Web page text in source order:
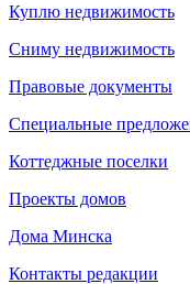
Куплю недвижимость
Сниму недвижимость
Правовые документы
Специальные
Коттеджные поселки
Проекты домов
Дома Минска
Контакты редакции